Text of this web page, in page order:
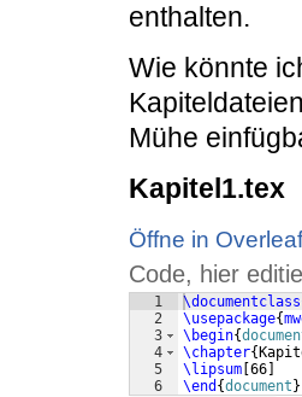
enthalten.
Wie könnte
Mühe
Kapitel1.tex
Öffne in Overleaf
Code, hier
1
2
3
4
5
6
\documentclass
\usepackage{
\begin{
\chapter{
\lipsum 66
\end {document }